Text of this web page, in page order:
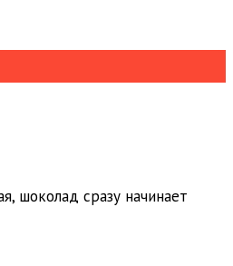
шоколад сразу начинает